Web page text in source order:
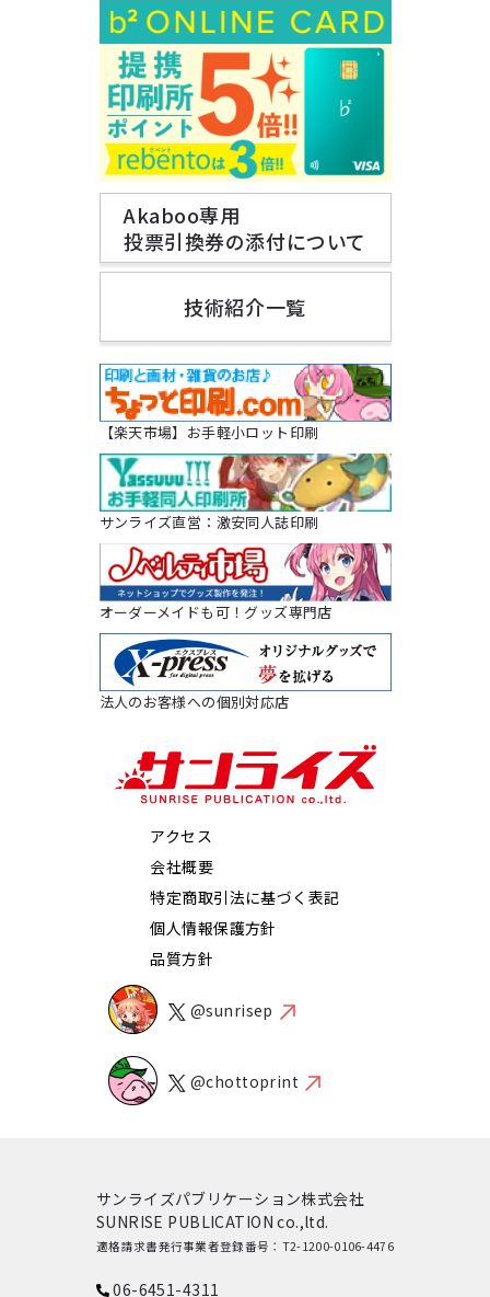
アクセス
会社概要
特定商取引法に基づく表記
個人情報保護方針
品質方針
@sunrisep
@chottoprint
Akaboo専用
投票引換券の添付について
技術紹介一覧
【楽天市場】お手軽小ロット印刷
サンライズ直営：激安同人誌印刷
オーダーメイドも可！グッズ専門店
法人のお客様への個別対応店
サンライズパブリケーション株式会社
SUNRISE PUBLICATION co.,ltd.
適格請求書発行事業者登録番号：T2-1200-0106-4476
06-6451-4311